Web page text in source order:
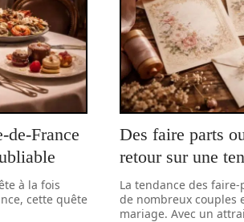
de-France
à la fois
cette quête
Des faire parts
retour sur une
La tendance des
de nombreux couples
mariage. Avec un